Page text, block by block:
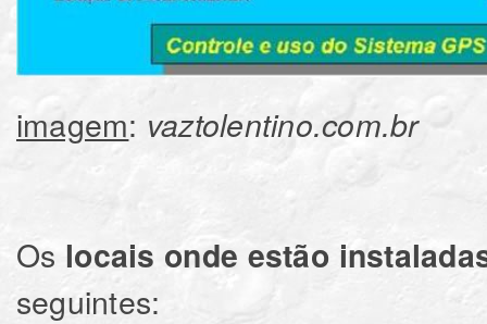
imagem: vaztolentino.com.br
Os locais onde estão
seguintes: